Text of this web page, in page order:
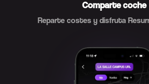
Comparte coche
Reparte costes y disfruta